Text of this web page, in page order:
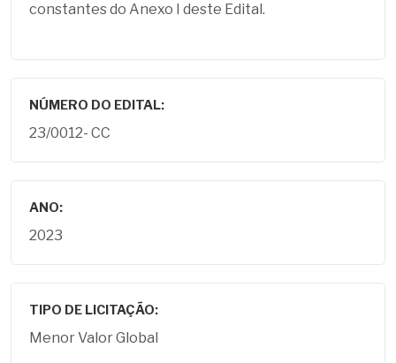
constantes do Anexo I deste Edital.
NÚMERO DO EDITAL:
23/0012- CC
ANO:
2023
TIPO DE LICITAÇÃO:
Menor Valor Global